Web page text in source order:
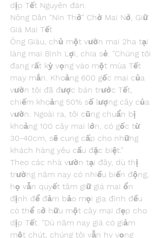
dịp Tết Nguyên đán.
Nông Dân "Nín Thở" Chờ Mai Nở, Giữ
Giá Mai Tết
Ông Giàu, chủ một vườn mai 2ha tại
làng mai Bình Lợi, chia sẻ: "Chúng tôi
đang rất kỳ vọng vào một mùa Tết
may mắn. Khoảng 600 gốc mai của
vườn tôi đã được bán trước Tết,
chiếm khoảng 50% số lượng cây của
vườn. Ngoài ra, tôi cũng chuẩn bị
khoảng 100 cây mai lớn, có gốc từ
30-40cm, sẽ cung cấp cho những
khách hàng yêu cầu đặc biệt."
Theo các nhà vườn tại đây, dù thị
trường năm nay có nhiều biến động,
họ vẫn quyết tâm giữ giá mai ổn
định để đảm bảo mọi gia đình đều
có thể sở hữu một cây mai đẹp cho
dịp Tết. "Dù năm nay giá có giảm
một chút, chúng tôi vẫn hy vọng